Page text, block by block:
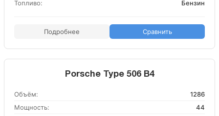
Топливо:
Бензин
Подробнее Сравнить
Porsche Type 506 B4
Объём:
1286
Мощность:
44